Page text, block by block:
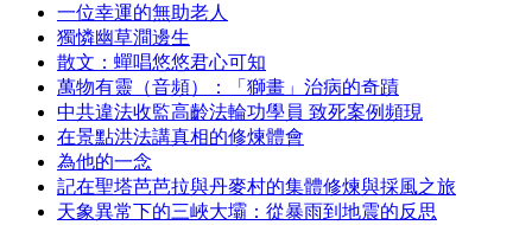
一位幸運的無助老人
獨憐幽草澗邊生
散文：蟬唱悠悠君心可知
萬物有靈（音頻）：「獅畫」治病的奇蹟
中共違法收監高齡法輪功學員 致死案例頻現
在景點洪法講真相的修煉體會
為他的一念
記在聖塔芭芭拉與丹麥村的集體修煉與採風之旅
天象異常下的三峽大壩：從暴雨到地震的反思